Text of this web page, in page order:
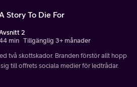
Story To Die For
2
min Tillgänglig 3+ månader
två skottskador. Branden förstör allt hopp
till offrets sociala medier för ledtrådar.